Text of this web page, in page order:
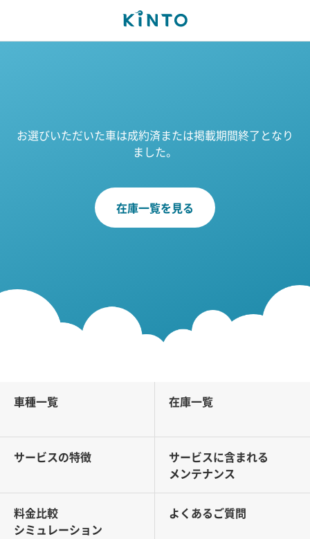
お選びいただいた車は成約済または掲載期間終了となり
ました。
在庫一覧を見る
車種一覧 在庫一覧
サービスの特徴
サービスに含まれる
メンテナンス
料金比較
シミュレーション
よくあるご質問